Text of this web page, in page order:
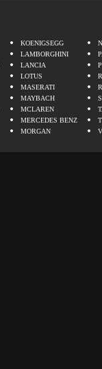
KOENIGSEGG
LAMBORGHINI
LANCIA
LOTUS
MASERATI
MAYBACH
MCLAREN
MERCEDES BENZ
MORGAN